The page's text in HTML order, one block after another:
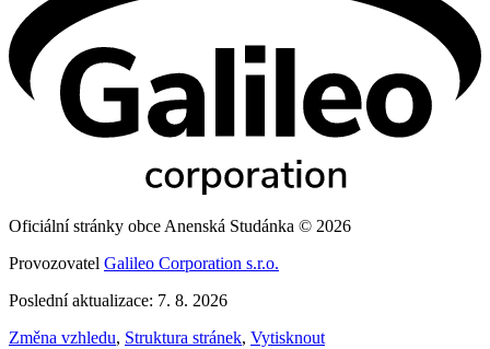
Oficiální stránky obce Anenská Studánka © 2026
Provozovatel Galileo Corporation s.r.o.
Poslední aktualizace: 7. 8. 2026
Změna vzhledu, Struktura stránek, Vytisknout